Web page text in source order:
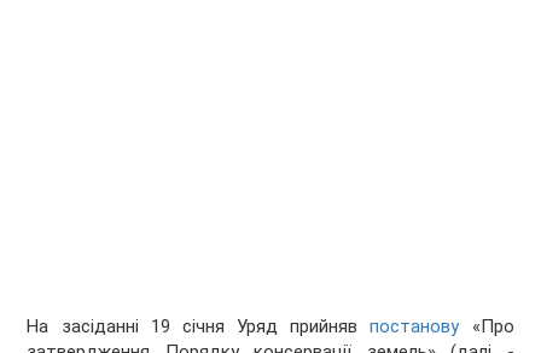
На засіданні 19 січня Уряд прийнявпостанову«Про